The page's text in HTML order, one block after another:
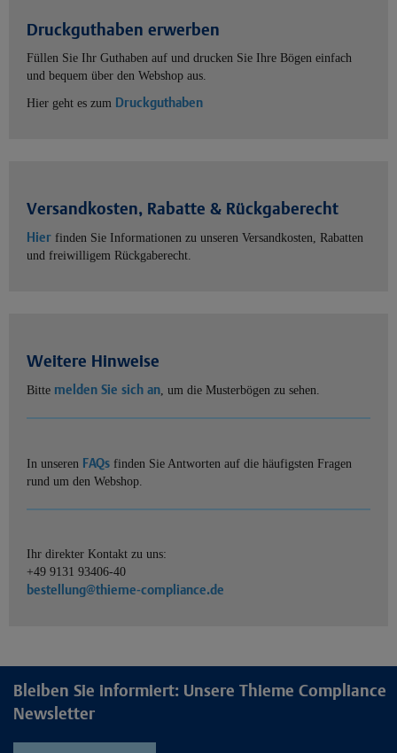
Druckguthaben erwerben
Füllen Sie Ihr Guthaben auf und drucken Sie Ihre Bögen einfach
und bequem über den Webshop aus.
Hier geht es zum Druckguthaben
Versandkosten, Rabatte & Rückgaberecht
Hier finden Sie Informationen zu unseren Versandkosten, Rabatten
und freiwilligem Rückgaberecht.
Weitere Hinweise
Bitte melden Sie sich an, um die Musterbögen zu sehen.
In unseren FAQs finden Sie Antworten auf die häufigsten Fragen
rund um den Webshop.
Ihr direkter Kontakt zu uns:
+49 9131 93406-40
bestellung@thieme-compliance.de
Bleiben Sie informiert: Unsere Thieme Compliance
Newsletter